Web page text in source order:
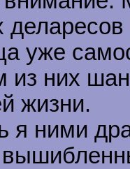
уже
из них
жизни.
я ними